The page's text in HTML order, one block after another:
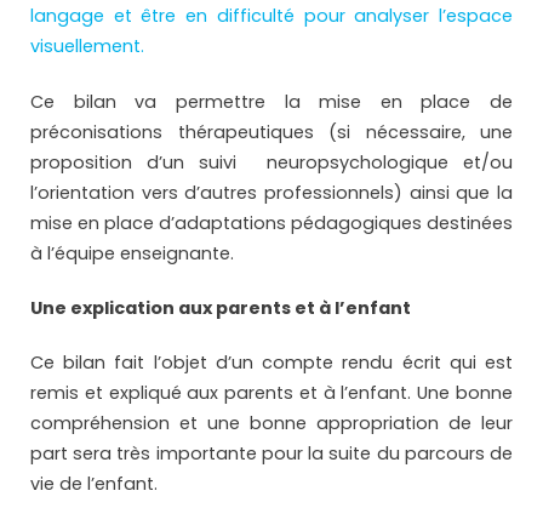
langage et être en difficulté pour analyser l’espace
visuellement.
Ce bilan va permettre la mise en place de
préconisations thérapeutiques (si nécessaire, une
proposition d’un suivi neuropsychologique et/ou
l’orientation vers d’autres professionnels) ainsi que la
mise en place d’adaptations pédagogiques destinées
à l’équipe enseignante.
Une explication aux parents et à l’enfant
Ce bilan fait l’objet d’un compte rendu écrit qui est
remis et expliqué aux parents et à l’enfant. Une bonne
compréhension et une bonne appropriation de leur
part sera très importante pour la suite du parcours de
vie de l’enfant.